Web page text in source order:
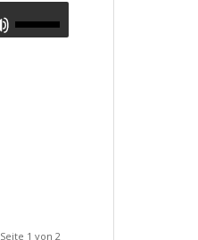
Seite 1 von 2